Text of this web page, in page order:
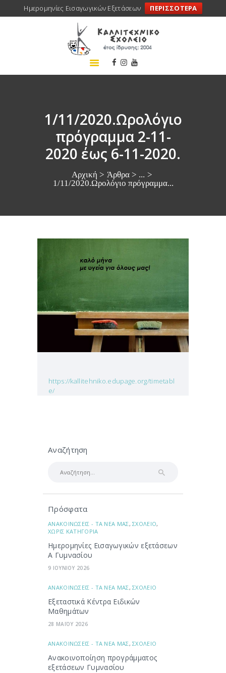
Ημερομηνίες Εισαγωγικών Εξετάσεων ΠΕΡΙΣΣΟΤΕΡΑ
1/11/2020.Ωρολόγιο
πρόγραμμα 2-11-
2020 έως 6-11-2020.
Αρχική Άρθρα
...
1/11/2020.Ωρολόγιο πρόγραμμα...
ΑΡΧΙΚΗ
ΠΡΟΓΡΑΜΜΑΤΑ
ΔΡΑΣΕΙΣ
ΜΕΤΑΚΙΝΗΣΕΙΣ
ΕΠΙΚΟΙΝΩΝΙΑ
https://kallitehniko.edupage.org/timetabl
e/
Αναζήτηση
Πρόσφατα
ΑΝΑΚΟΙΝΩΣΕΙΣ - ΤΑ ΝΕΑ ΜΑΣ,ΣΧΟΛΕΙΟ,
ΧΩΡΙΣ ΚΑΤΗΓΟΡΙΑ
Ημερομηνίες Εισαγωγικών εξετάσεων
Α Γυμνασίου
9 ΙΟΥΝΙΟΥ 2026
ΑΝΑΚΟΙΝΩΣΕΙΣ - ΤΑ ΝΕΑ ΜΑΣ,ΣΧΟΛΕΙΟ
Εξεταστικά Κέντρα Ειδικών
Μαθημάτων
28 ΜΑΪΟΥ 2026
ΑΝΑΚΟΙΝΩΣΕΙΣ - ΤΑ ΝΕΑ ΜΑΣ,ΣΧΟΛΕΙΟ
Ανακοινοποίηση προγράμματος
εξετάσεων Γυμνασίου